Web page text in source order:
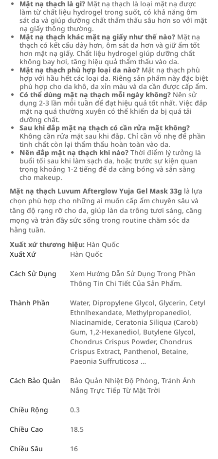
Mặt nạ thạch là gì? Mặt nạ thạch là loại mặt nạ được
làm từ chất liệu hydrogel trong suốt, có khả năng ôm
sát da và giúp dưỡng chất thẩm thấu sâu hơn so với mặt
nạ giấy thông thường.
Mặt nạ thạch khác mặt nạ giấy như thế nào? Mặt nạ
thạch có kết cấu dày hơn, ôm sát da hơn và giữ ẩm tốt
hơn mặt nạ giấy. Chất liệu hydrogel giúp dưỡng chất
không bay hơi, tăng hiệu quả thẩm thấu vào da.
Mặt nạ thạch phù hợp loại da nào? Mặt nạ thạch phù
hợp với hầu hết các loại da. Riêng sản phẩm này đặc biệt
phù hợp cho da khô, da xỉn màu và da cần được cấp ẩm.
Có thể dùng mặt nạ thạch mỗi ngày không? Nên sử
dụng 2-3 lần mỗi tuần để đạt hiệu quả tốt nhất. Việc đắp
mặt nạ quá thường xuyên có thể khiến da bị quá tải
dưỡng chất.
Sau khi đắp mặt nạ thạch có cần rửa mặt không?
Không cần rửa mặt sau khi đắp. Chỉ cần vỗ nhẹ để phần
tinh chất còn lại thẩm thấu hoàn toàn vào da.
Nên đắp mặt nạ thạch khi nào? Thời điểm lý tưởng là
buổi tối sau khi làm sạch da, hoặc trước sự kiện quan
trọng khoảng 1-2 tiếng để da căng bóng và sẵn sàng
cho makeup.
Mặt nạ thạch Luvum Afterglow Yuja Gel Mask 33g là lựa
chọn phù hợp cho những ai muốn cấp ẩm chuyên sâu và
tăng độ rạng rỡ cho da, giúp làn da trông tươi sáng, căng
mọng và tràn đầy sức sống trong routine chăm sóc da
hằng tuần.
Xuất xứ thương hiệu: Hàn Quốc
Xuất Xứ
Hàn Quốc
Cách Sử Dụng
Xem Hướng Dẫn Sử Dụng Trong Phần
Thông Tin Chi Tiết Của Sản Phẩm.
Thành Phần
Water, Dipropylene Glycol, Glycerin, Cetyl
Ethnlhexandate, Methylpropanediol,
Niacinamide, Ceratonia Siliqua (Carob)
Gum, 1,2-Hexanediol, Butylene Glycol,
Chondrus Crispus Powder, Chondrus
Crispus Extract, Panthenol, Betaine,
Paeonia Suffruticosa …
Cách Bảo Quản
Bảo Quản Nhiệt Độ Phòng, Tránh Ánh
Nắng Trực Tiếp Từ Mặt Trời
Chiều Rộng 0.3
Chiều Cao 18.5
Chiều Sâu 16